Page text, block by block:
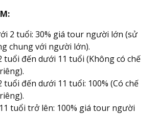
2 tuổi: 30% giá tour người lớn (sử
chung với người lớn).
tuổi đến dưới 11 tuổi (Không có chế
tuổi đến dưới 11 tuổi: 100% (Có chế
tuổi trở lên: 100% giá tour người